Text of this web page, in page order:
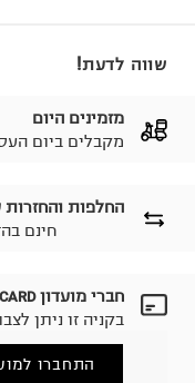
שווה לדעת!
מזמינים היום
מקבלים ביום
החלפות
₪ חינם
לבחירת בשיטת
הזמנתם והתחרטתם?
(במקום ב-19.9 ₪) לזמן מוגבל! חינם בהזמנות מעל 500 ₪.
חברי מועדון
בקניה זו ניתן לצבור כ 8
התחברו